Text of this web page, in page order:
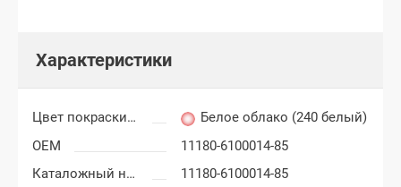
Характеристики
Цвет покраски Лада Калина Кросс (Cross)
Белое облако (240 белый)
OEM
11180-6100014-85
Каталожный номер
11180-6100014-85